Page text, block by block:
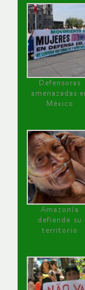
Defensoras
amenazadas
México
Amazonía
defiende su
territorio